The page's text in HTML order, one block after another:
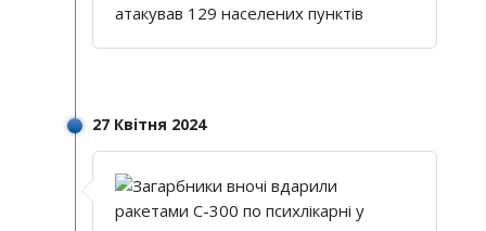
атакував 129 населених пунктів
27 Квітня 2024